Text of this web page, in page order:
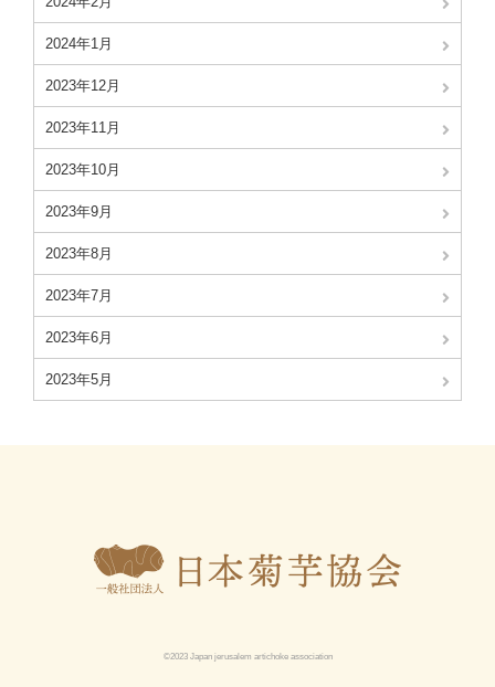
2024年1月
2023年12月
2023年11月
2023年10月
2023年9月
2023年8月
2023年7月
2023年6月
2023年5月
©2023 Japan jerusalem artichoke association